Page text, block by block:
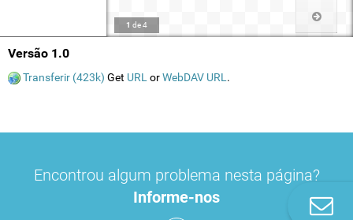
1 de4
Versão 1.0
Transferir (423k) Get URL orWebDAV URL .
Encontrou algum problema nesta página?
Informe-nos